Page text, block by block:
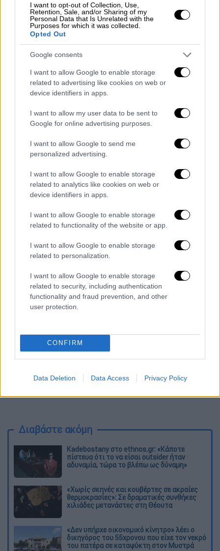
I want to opt-out of Collection, Use,
Retention, Sale, and/or Sharing of my
Personal Data that Is Unrelated with the
Purposes for which it was collected.
Opted Out
Google consents
I want to allow Google to enable storage
related to advertising like cookies on web or
device identifiers in apps.
I want to allow my user data to be sent to
Google for online advertising purposes.
I want to allow Google to send me
personalized advertising.
I want to allow Google to enable storage
related to analytics like cookies on web or
device identifiers in apps.
I want to allow Google to enable storage
related to functionality of the website or app.
I want to allow Google to enable storage
related to personalization.
I want to allow Google to enable storage
related to security, including authentication
functionality and fraud prevention, and other
user protection.
CONFIRM
Data Deletion Data Access Privacy Policy
άλλο ματς της ημέρας, η Τζένοα επικράτησε
2-0 της Μπόλονια και ξέφυγε από τη γραμμή
του υποβιβασμού.
Διαβάστε ακόμη
Kadebostany στο ethnos.gr: «Κάποτε
πίστευα ότι το να είσαι outsider ήταν
αδυναμία, τώρα το βλέπω ως δύναμη»
«Χωρίς σκηνές και κουβέρτες σε ακραίες
θερμοκρασίες»: Σε δραματικές συνθήκες
χιλιάδες μετανάστες στη Θέουτα
«Δεν υπήρχε οικονομικό κίνητρο» λέει ο
δικηγόρος του 55χρονου που είχε τον νεκρό
του πατέρα σε καταψύκτη στον Μυστρά